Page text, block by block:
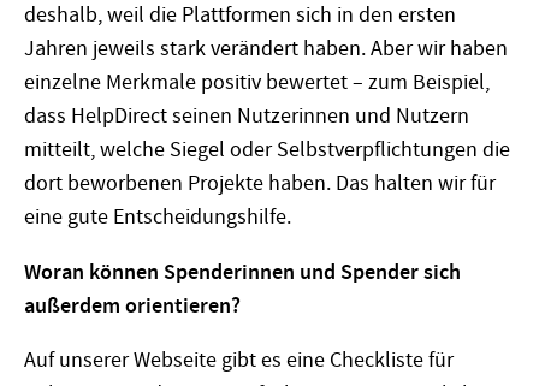
deshalb, weil die Plattformen sich in den ersten
Jahren jeweils stark verändert haben. Aber wir haben
einzelne Merkmale positiv bewertet – zum Beispiel,
dass HelpDirect seinen Nutzerinnen und Nutzern
mitteilt, welche Siegel oder Selbstverpflichtungen die
dort beworbenen Projekte haben. Das halten wir für
eine gute Entscheidungshilfe.
Woran können Spenderinnen und Spender sich
außerdem orientieren?
Auf unserer Webseite gibt es eine Checkliste für